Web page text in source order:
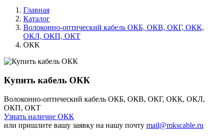
Главная
Каталог
Волоконно-оптический кабель ОКБ, ОКВ, ОКГ, ОКК,
ОКЛ, ОКП, ОКТ
ОКК
Купить кабель ОКК
Волоконно-оптический кабель ОКБ, ОКВ, ОКГ, ОКК, ОКЛ,
ОКП, ОКТ
Узнать наличие ОКК
или пришлите вашу заявку на нашу почту mail@mkscable.ru